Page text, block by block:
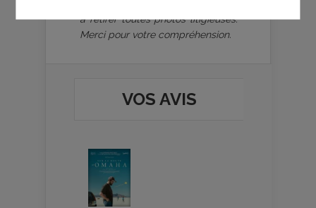
à retirer toutes photos litigieuses.
Merci pour votre compréhension.
VOS AVIS